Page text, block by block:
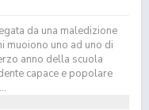
da una maledizione
muoiono uno ad uno di
anno della scuola
capace e popolare